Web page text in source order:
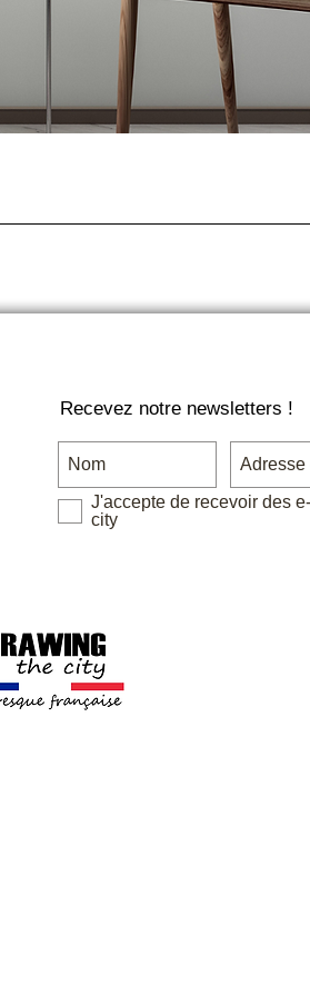
Recevez notre newsletters !
J'accepte de recevoir des
city